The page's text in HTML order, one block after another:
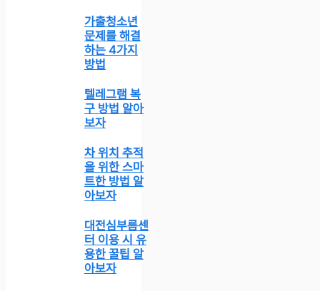
가출청소년
문제를 해결
하는 4가지
방법
텔레그램 복
구 방법 알아
보자
차 위치 추적
을 위한 스마
트한 방법 알
아보자
대전심부름센
터 이용 시 유
용한 꿀팁 알
아보자